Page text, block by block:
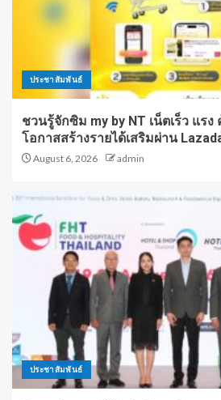
ประชาสัมพันธ์
ชวนรู้จักซิม my by NT เน็ตเร็ว แร
โอกาสสร้างรายได้เสริมผ่าน
August 6, 2026 admin
ประชาสัมพันธ์